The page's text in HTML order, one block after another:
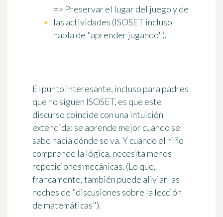
=> Preservar el lugar del juegoy de
las actividades (ISOSET incluso
habla de "aprender jugando").
El punto interesante, incluso para padres
que no siguen ISOSET, es que este
discurso coincide con una intuición
extendida: se aprende mejor cuando se
sabe hacia dónde se va. Y cuando el niño
comprende la lógica, necesita menos
repeticiones mecánicas. (Lo que,
francamente, también puede aliviar las
noches de "discusiones sobre la lección
de matemáticas").